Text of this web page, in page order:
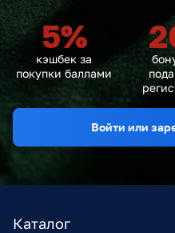
5%
кэшбек за
покупки баллами
Войти или
Каталог